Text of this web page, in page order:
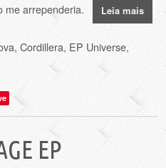
me arrependeria.
Leia mais
,Cordillera, EP Universe,
EP